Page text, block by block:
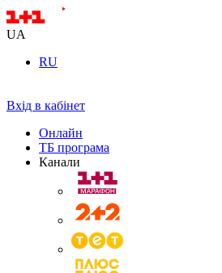
UA
RU
Вхід в кабінет
Онлайн
ТБ програма
Канали